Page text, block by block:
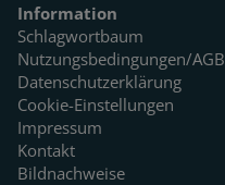
Information
Schlagwortbaum
Nutzungsbedingungen/AGB
Datenschutzerklärung
Cookie-Einstellungen
Impressum
Kontakt
Bildnachweise